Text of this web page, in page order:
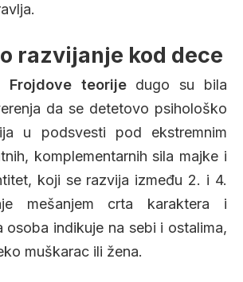
razvijanje kod dece
Frojdove teorije dugo su bila
da se detetovo psihološko
u podsvesti pod ekstremnim
komplementarnih sila majke i
koji se razvija između 2. i 4.
mešanjem crta karaktera i
osoba indikuje na sebi i ostalima,
muškarac ili žena.